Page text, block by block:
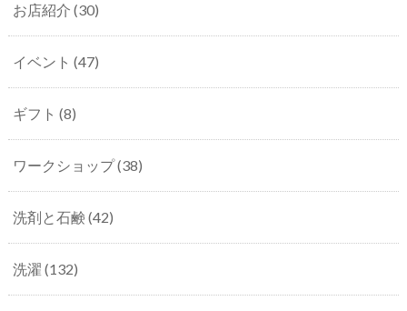
お店紹介 (30)
イベント (47)
ギフト (8)
ワークショップ(38)
洗剤と石鹸 (42)
洗濯 (132)